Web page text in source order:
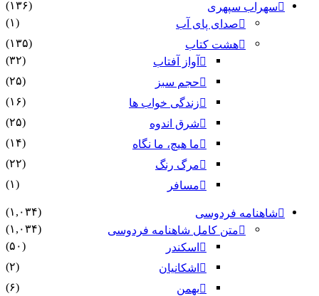
سهراب سپهری
(۱۳۶)
صدای پای آب
(۱)
هشت کتاب
(۱۳۵)
آواز آفتاب
(۳۲)
حجم سبز
(۲۵)
زندگی خواب ها
(۱۶)
شرق اندوه
(۲۵)
ما هیچ، ما نگاه
(۱۴)
مرگ رنگ
(۲۲)
مسافر
(۱)
شاهنامه فردوسی
(۱,۰۳۴)
متن کامل شاهنامه فردوسی
(۱,۰۳۴)
اسکندر
(۵۰)
اشکانیان
(۲)
بهمن
(۶)